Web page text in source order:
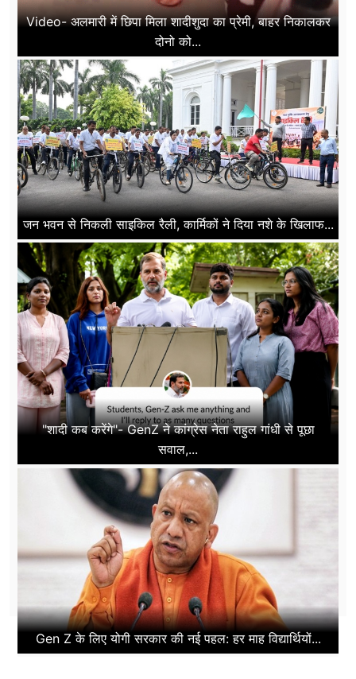
Video- अलमारी में छिपा मिला शादीशुदा का प्रेमी, बाहर निकालकर
दोनो को...
जन भवन से निकली साइकिल रैली, कार्मिकों ने दिया नशे के खिलाफ...
"शादी कब करेंगे"- GenZ ने कांग्रेस नेता राहुल गांधी से पूछा
सवाल,...
Gen Z के लिए योगी सरकार की नई पहल: हर माह विद्यार्थियों...